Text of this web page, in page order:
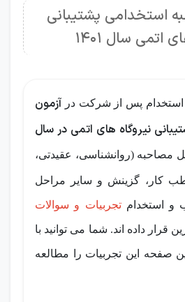
استخدامی پشتیبانی
اتمی سال 1401
استخدام پس از شرکت در آزمون
نیروگاه های اتمی در سال
مصاحبه (روانشناسی، عقیدتی،
کار، گزینش و سایر مراحل
و استخدامتجربیات و سوالات
قرار داده اند. شما می توانید با
صفحه این تجربیات را مطالعه